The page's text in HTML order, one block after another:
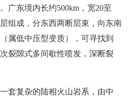
广东境内长约500km，宽20至
组成，分东西两断层束，向东南
属低中压型变质），可寻找到
裂隙式多间歇性喷发，深断裂
套复杂的陆相火山岩系，由中